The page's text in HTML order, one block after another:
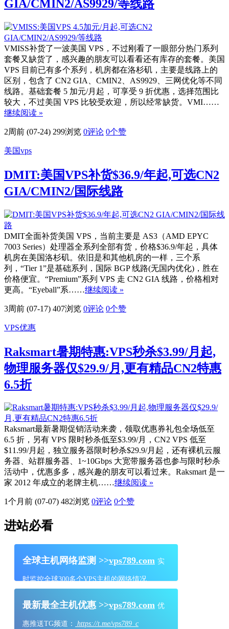
GIA/CMIN2/AS9929/等线路
VMISS补货了一波美国 VPS，不过刚看了一眼部分热门系列
套餐又缺货了，感兴趣的朋友可以看看还有库存的套餐。美国
VPS 目前已有多个系列，机房都在洛杉矶，主要是线路上的
区别，包含了 CN2 GIA、CMIN2、AS9929、三网优化等不同
线路。基础套餐 5 加元/月起，可享受 9 折优惠，选择范围比
较大，不过美国 VPS 比较受欢迎，所以经常缺货。VMI……
继续阅读 »
2周前 (07-24) 299浏览 0评论 0个赞
美国vps
DMIT:美国VPS补货$36.9/年起,可选CN2
GIA/CMIN2/国际线路
DMIT全面补货美国 VPS，当前主要是 AS3（AMD EPYC
7003 Series）处理器全系列全部有货，价格$36.9/年起，具体
机房在美国洛杉矶。依旧是和其他机房的一样，三个系
列，“Tier 1”是基础系列，国际 BGP 线路(无国内优化)，胜在
价格便宜。“Premium”系列 VPS 走 CN2 GIA 线路，价格相对
更高。“Eyeball”系……继续阅读 »
3周前 (07-17) 407浏览 0评论 0个赞
VPS优惠
Raksmart暑期特惠:VPS秒杀$3.99/月起,
物理服务器仅$29.9/月,更有精品CN2特惠
6.5折
Raksmart最新暑期促销活动来袭，领取优惠券礼包全场低至
6.5 折，另有 VPS 限时秒杀低至$3.99/月，CN2 VPS 低至
$11.99/月起，独立服务器限时秒杀$29.9/月起，还有裸机云服
务器、站群服务器、1~10Gbps 大宽带服务器也参与限时秒杀
活动中，优惠多多，感兴趣的朋友可以看过来。Raksmart 是一
家 2012 年成立的老牌主机……继续阅读 »
1个月前 (07-07) 482浏览 0评论 0个赞
进站必看
全球主机网络监测 >>vps789.com 实
时监控全球300多个VPS主机的网络情况
最新最全主机优惠 >>vps789.com 优
惠推送TG频道：
https://t.me/vps789_c